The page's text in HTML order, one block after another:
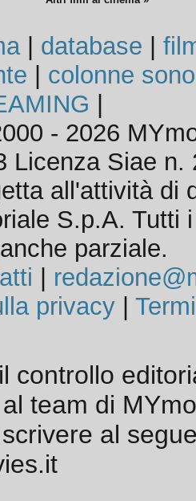
| database
colonne
- 2026
Licenza Siae n.
all'attività di
S.p.A. Tutti
parziale.
privacy|
controllo
team di
al